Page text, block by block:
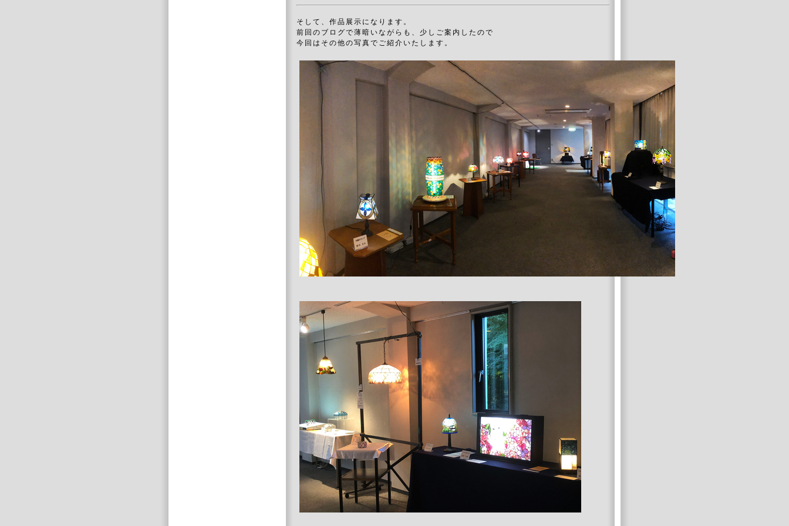
そして、作品展示になります。
前回のブログで薄暗いながらも、少しご案内したので
今回はその他の写真でご紹介いたします。